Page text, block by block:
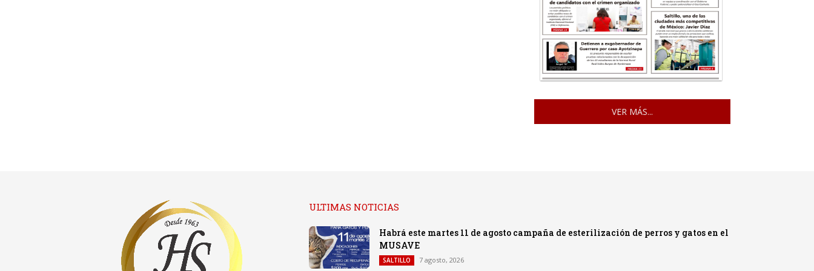
VER MÁS...
ULTIMAS NOTICIAS
Habrá este martes 11 de agosto campaña de esterilización de perros y gatos en el
MUSAVE
SALTILLO 7 agosto, 2026